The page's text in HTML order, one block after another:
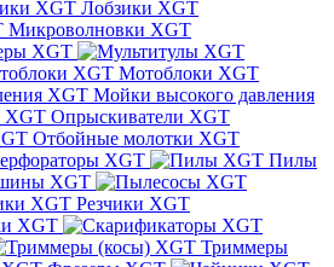
Лобзики XGT
Микроволновки XGT
XGT
Мотоблоки XGT
Мойки высокого давления
Опрыскиватели XGT
Отбойные молотки XGT
XGT
Пилы
XGT
Резчики XGT
XGT
Триммеры